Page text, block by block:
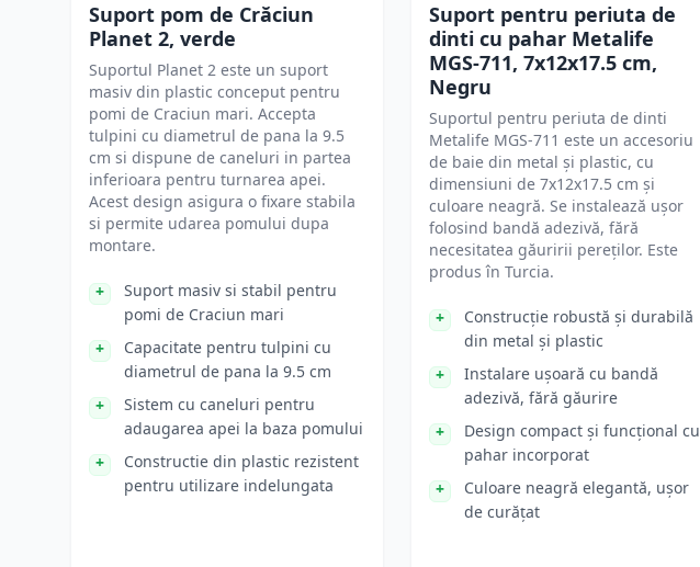
Suport pom de Crăciun
Planet 2, verde
Suportul Planet 2 este un suport
masiv din plastic conceput pentru
pomi de Craciun mari. Accepta
tulpini cu diametrul de pana la 9.5
cm si dispune de caneluri in partea
inferioara pentru turnarea apei.
Acest design asigura o fixare stabila
si permite udarea pomului dupa
montare.
Suport masiv si stabil pentru
pomi de Craciun mari
Capacitate pentru tulpini cu
diametrul de pana la 9.5 cm
Sistem cu caneluri pentru
adaugarea apei la baza pomului
Constructie din plastic rezistent
pentru utilizare indelungata
Suport pentru periuta de
dinti cu pahar Metalife
MGS-711, 7х12х17.5 cm,
Negru
Suportul pentru periuta de dinti
Metalife MGS-711 este un accesoriu
de baie din metal și plastic, cu
dimensiuni de 7x12x17.5 cm și
culoare neagră. Se instalează ușor
folosind bandă adezivă, fără
necesitatea găuririi pereților. Este
produs în Turcia.
Construcție robustă și durabilă
din metal și plastic
Instalare ușoară cu bandă
adezivă, fără găurire
Design compact și funcțional cu
pahar incorporat
Culoare neagră elegantă, ușor
de curățat